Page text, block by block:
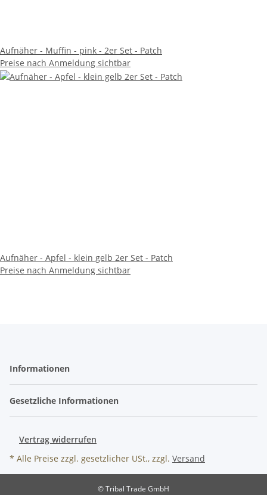
Aufnäher - Muffin - pink - 2er Set - Patch
Preise nach Anmeldung sichtbar
Aufnäher - Apfel - klein gelb 2er Set - Patch
Preise nach Anmeldung sichtbar
Informationen
Gesetzliche Informationen
Vertrag widerrufen
* Alle Preise zzgl. gesetzlicher USt., zzgl. Versand
© Tribal Trade GmbH